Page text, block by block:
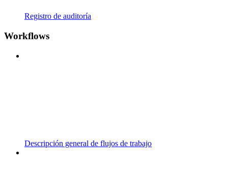
Registro de auditoría
Workflows
Descripción general de flujos de trabajo